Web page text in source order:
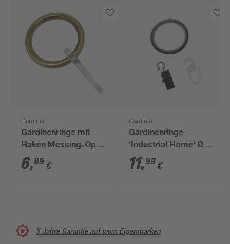
Gardinia
Gardinenringe mit
Haken Messing-Optik
6 Stück
6,99 €
Gardinia
Gardinenringe
'Industrial Home' Ø 33
mm 10 Stück
11,99 €
5 Jahre Garantie auf toom Eigenmarken